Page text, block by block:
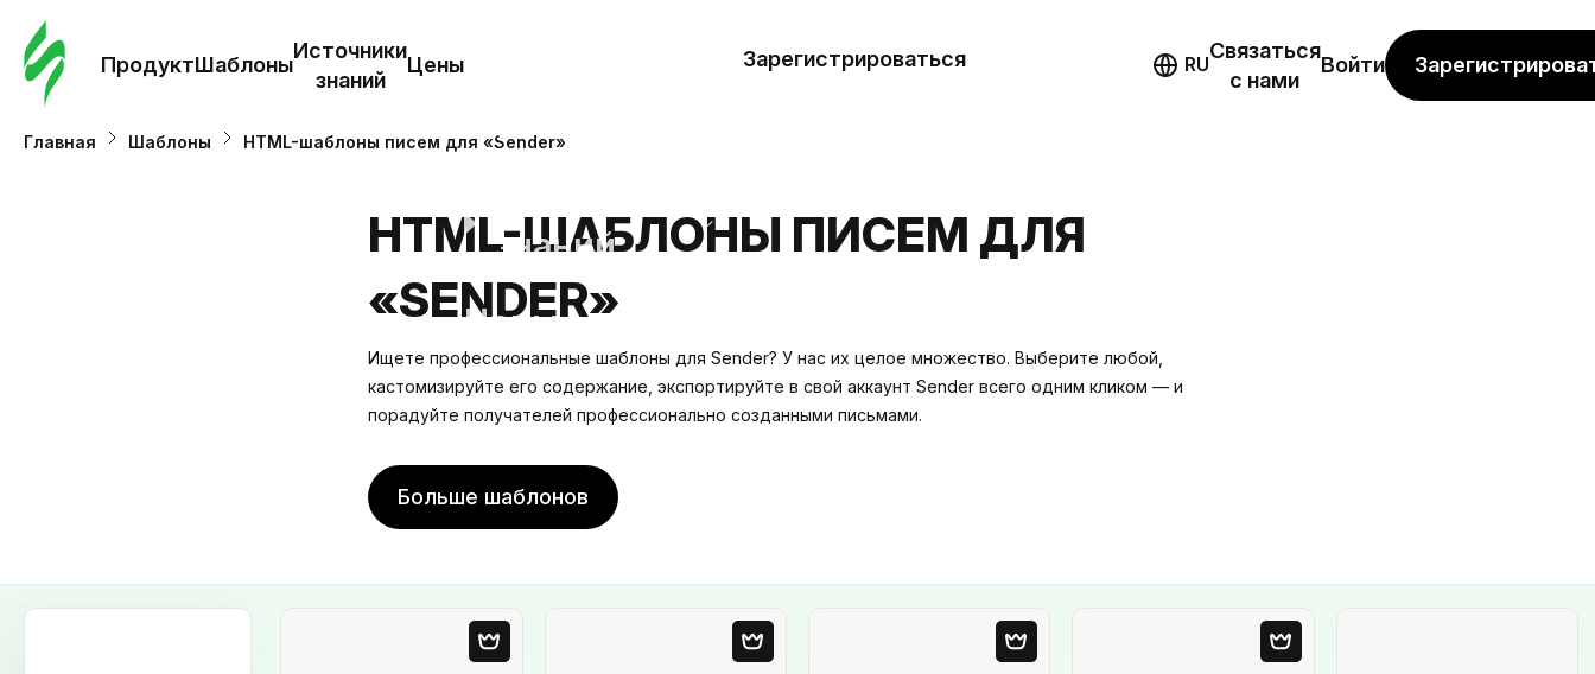
ПродуктШаблоны
Источники
знаний
Цены
Шаблоны
знаний
Цены
Зарегистрироваться RU
Связаться
с нами
Войти
Главная Шаблоны HTML-шаблоны писем для «Sender»
HTML-ШАБЛОНЫ ПИСЕМ ДЛЯ
«SENDER»
Ищете профессиональные шаблоны для Sender? У нас их целое множество. Выберите любой,
кастомизируйте его содержание, экспортируйте в свой аккаунт Sender всего одним кликом — и
порадуйте получателей профессионально созданными письмами.
Больше шаблонов